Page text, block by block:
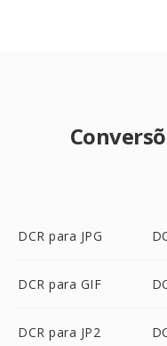
DCR para JPG
DCR para GIF
DCR para JP2